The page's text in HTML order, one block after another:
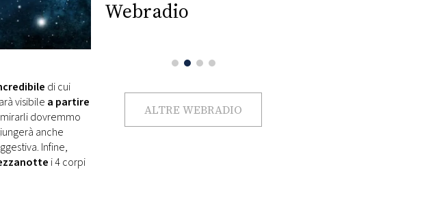
di cui
visibile a partire
dovremmo
anche
Infine,
i 4 corpi
Webradio
ALTRE WEBRADIO